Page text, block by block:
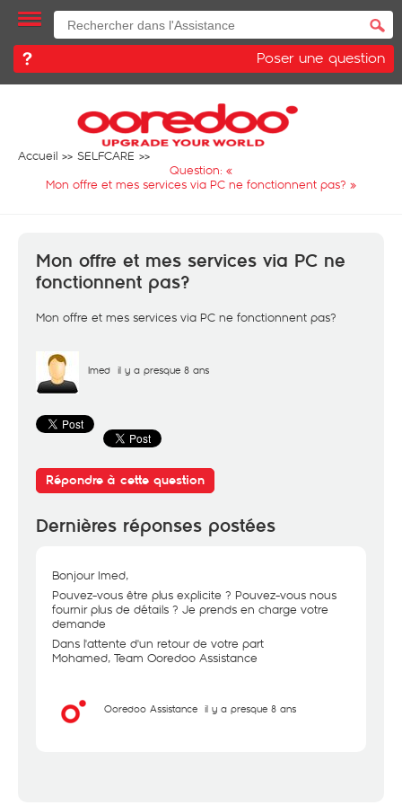
Poser une question
Accueil
SELFCARE
Question: «
Mon offre et mes services via PC ne fonctionnent pas? »
Mon offre et mes services via PC ne
fonctionnent pas?
Mon offre et mes services via PC ne fonctionnent pas?
Imed il y a presque 8 ans
Répondre à cette question
Dernières réponses postées
Bonjour Imed,
Pouvez-vous être plus explicite ? Pouvez-vous nous
fournir plus de détails ? Je prends en charge votre
demande
Dans l'attente d'un retour de votre part
Mohamed, Team Ooredoo Assistance
Ooredoo Assistance il y a presque 8 ans